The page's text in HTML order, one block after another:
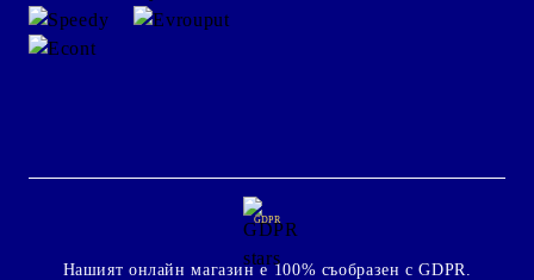
GDPR
Нашият онлайн магазин е 100% съобразен с GDPR.